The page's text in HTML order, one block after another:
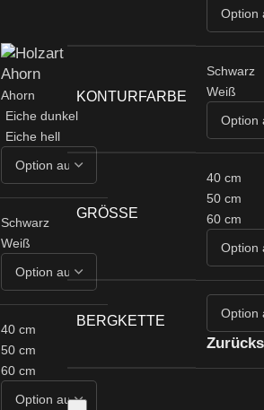
Ahorn
Eiche dunkel
Eiche hell
Schwarz
Weiß
40 cm
50 cm
60 cm
KONTURFARBE
Schwarz
Weiß
GRÖSSE
40 cm
50 cm
60 cm
BERGKETTE